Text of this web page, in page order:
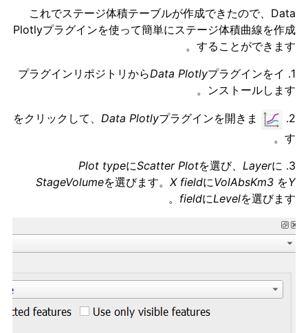
これでステージ体積テーブルが作成できたので、Data
Plotlyプラグインを使って簡単にステージ体積曲線を作成
することができます。
1. プラグインリポジトリから
Data Plotlyプラグインをイ
ンストールします。
2.
Data Plotlyプラグインを開きま
す。
3.
Plot typeにScatter Plotを選び、 Layerに
StageVolumeを選びます。 X fieldにVolAbsKm3 をY
fieldにLevelを選びます。